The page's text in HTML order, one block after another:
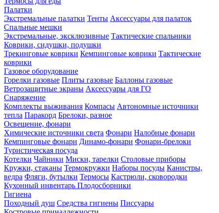
Палатки
Экстремальные палатки Тенты Аксессуары для палаток
Спальные мешки
Экстремальные, эксклюзивные Тактические спальники
Коврики, сидушки, подушки
Трекинговые коврики Кемпинговые коврики Тактические
коврики
Газовое оборудование
Горелки газовые Плиты газовые Баллоны газовые
Ветрозащитные экраны Аксессуары для ГО
Снаряжение
Комплекты выживания Компасы Автономные источники
тепла Паракорд Брелоки, разное
Освещение, фонари
Химические источники света Фонари Налобные фонари
Кемпинговые фонари Динамо-фонари Фонари-брелоки
Туристическая посуда
Котелки Чайники Миски, тарелки Столовые приборы
Кружки, стаканы Термокружки Наборы посуды Канистры,
ведра Фляги, бутылки Термосы Кастрюли, сковородки
Кухонный инвентарь Плодосборники
Гигиена
Походный душ Средства гигиены Писсуары